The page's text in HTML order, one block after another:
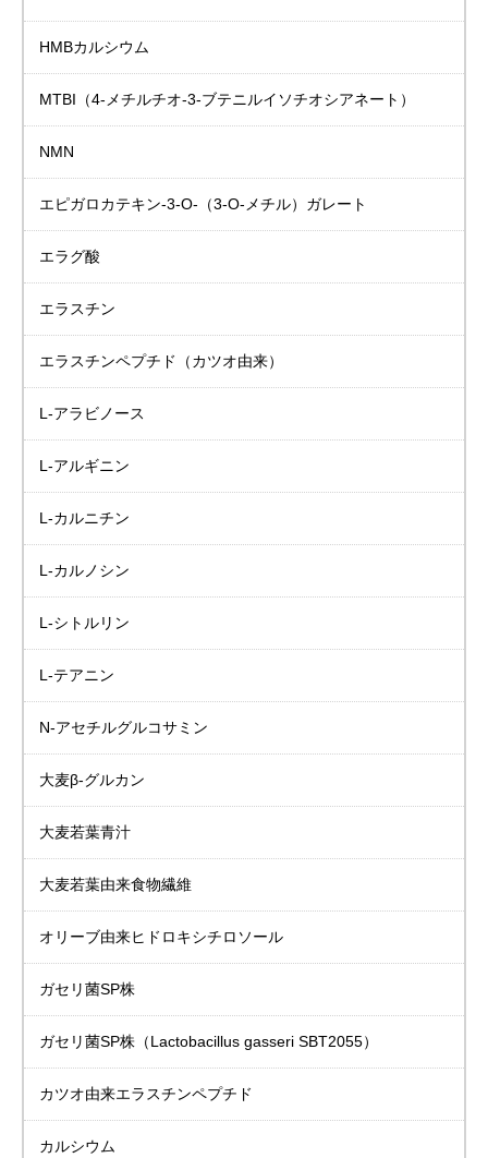
HMBカルシウム
MTBI （4-メチルチオ-3-ブテニルイソチオシアネート）
NMN
エピガロカテキン-3-Ο-（3-Ο-メチル）ガレート
エラグ酸
エラスチン
エラスチンペプチド （カツオ由来）
L-アラビノース
L-アルギニン
L-カルニチン
L-カルノシン
L-シトルリン
L-テアニン
N-アセチルグルコサミン
大麦β-グルカン
大麦若葉青汁
大麦若葉由来食物繊維
オリーブ由来ヒドロキシチロソール
ガセリ菌SP株
ガセリ菌SP株 （Lactobacillus gasseri SBT2055）
カツオ由来エラスチンペプチド
カルシウム